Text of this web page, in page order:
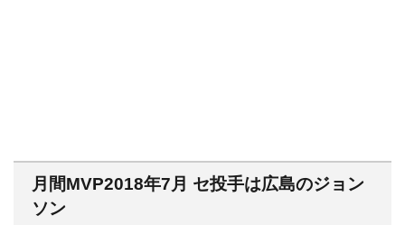
月間MVP2018年7月 セ投手は広島のジョン
ソン